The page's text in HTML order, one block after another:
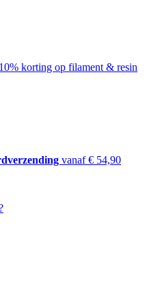
korting op filament & resin
vanaf € 54,90